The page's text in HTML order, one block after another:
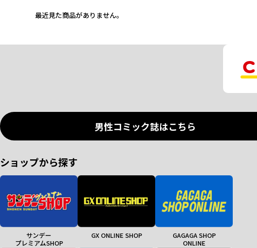
最近見た商品がありません。
男性コミック誌はこちら
ショップから探す
サンデー
プレミアムSHOP
GX ONLINE SHOP
GAGAGA SHOP
ONLINE